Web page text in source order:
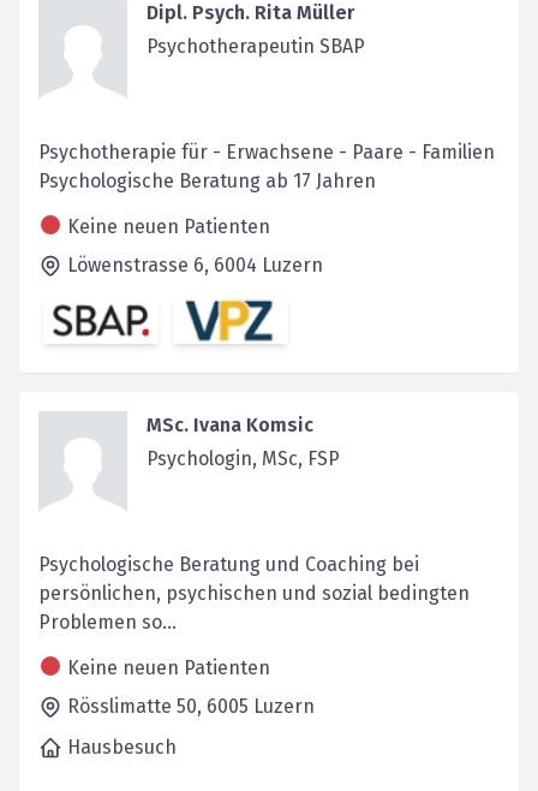
Dipl. Psych. Rita Müller
Psychotherapeutin SBAP
Psychotherapie für - Erwachsene - Paare - Familien
Psychologische Beratung ab 17 Jahren
Keine neuen Patienten
Löwenstrasse 6, 6004 Luzern
MSc. Ivana Komsic
Psychologin, MSc, FSP
Psychologische Beratung und Coaching bei
persönlichen, psychischen und sozial bedingten
Problemen so...
Keine neuen Patienten
Rösslimatte 50, 6005 Luzern
Hausbesuch